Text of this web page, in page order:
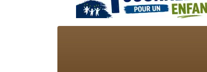
6
2